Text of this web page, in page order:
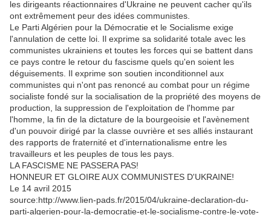
les dirigeants réactionnaires d'Ukraine ne peuvent cacher qu'ils
ont extrêmement peur des idées communistes.
Le Parti Algérien pour la Démocratie et le Socialisme exige
l'annulation de cette loi. Il exprime sa solidarité totale avec les
communistes ukrainiens et toutes les forces qui se battent dans
ce pays contre le retour du fascisme quels qu'en soient les
déguisements. Il exprime son soutien inconditionnel aux
communistes qui n'ont pas renoncé au combat pour un régime
socialiste fondé sur la socialisation de la propriété des moyens de
production, la suppression de l'exploitation de l'homme par
l'homme, la fin de la dictature de la bourgeoisie et l'avènement
d'un pouvoir dirigé par la classe ouvrière et ses alliés instaurant
des rapports de fraternité et d'internationalisme entre les
travailleurs et les peuples de tous les pays.
LA FASCISME NE PASSERA PAS!
HONNEUR ET GLOIRE AUX COMMUNISTES D'UKRAINE!
Le 14 avril 2015
source:http://www.lien-pads.fr/2015/04/ukraine-declaration-du-
parti-algerien-pour-la-democratie-et-le-socialisme-contre-le-vote-